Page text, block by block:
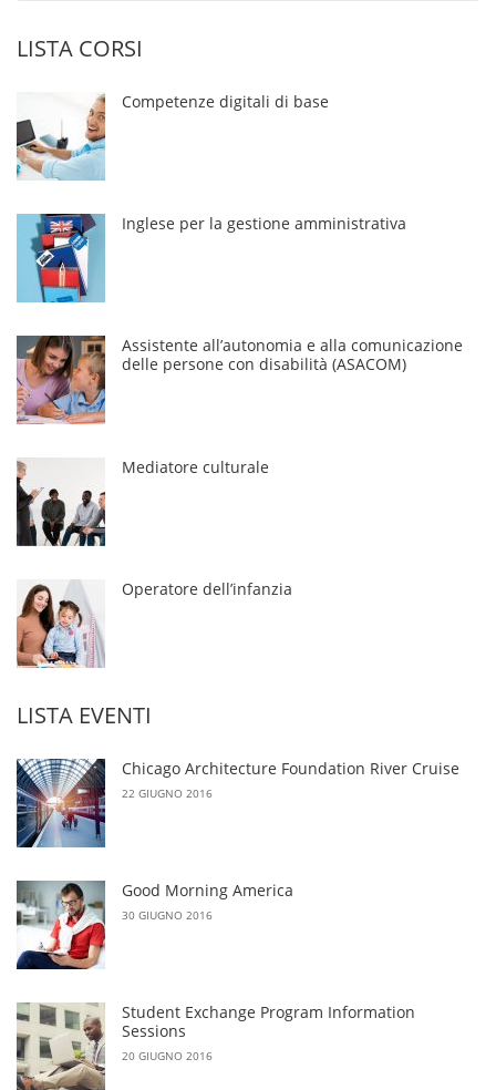
LISTA CORSI
Competenze digitali di base
Inglese per la gestione amministrativa
Assistente all’autonomia e alla comunicazione
delle persone con disabilità (ASACOM)
Mediatore culturale
Operatore dell’infanzia
LISTA EVENTI
Chicago Architecture Foundation River Cruise
22 GIUGNO 2016
Good Morning America
30 GIUGNO 2016
Student Exchange Program Information
Sessions
20 GIUGNO 2016